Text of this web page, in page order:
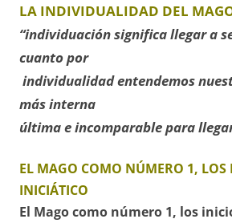
LA INDIVIDUALIDAD DEL
“individuación significa llegar a
cuanto por
individualidad entendemos
más interna
última e incomparable para
EL MAGO COMO NÚMERO 1,
INICIÁTICO
El Mago como número 1, los